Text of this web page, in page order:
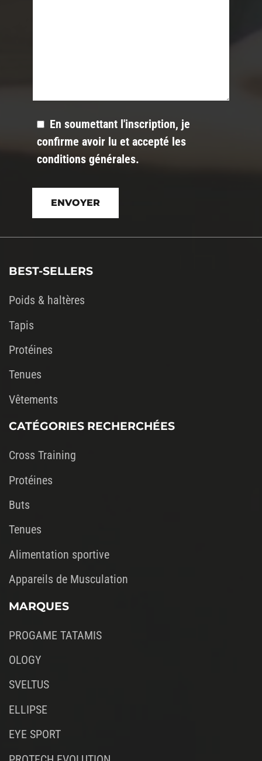
En soumettant l'inscription, je
confirme avoir lu et accepté les
conditions générales.
Veuillez
laisser
ce
champ
BEST-SELLERS
Poids & haltères
Tapis
Protéines
Tenues
Vêtements
CATÉGORIES RECHERCHÉES
Cross Training
Protéines
Buts
Tenues
Alimentation sportive
Appareils de Musculation
MARQUES
PROGAME TATAMIS
OLOGY
SVELTUS
ELLIPSE
EYE SPORT